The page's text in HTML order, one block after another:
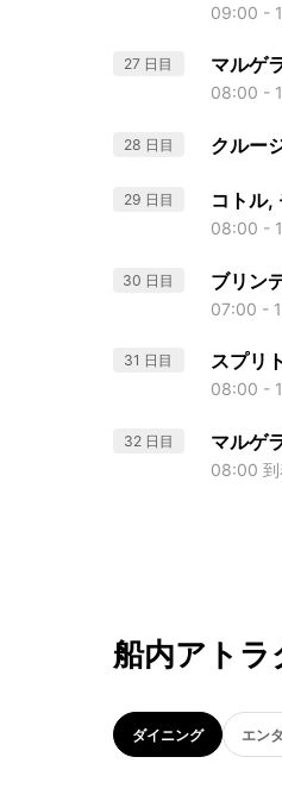
09:00 -
27 日目 マルゲ
08:00 -
28 日目 クルー
29 日目 コトル,
08:00 -
30 日目 ブリン
07:00 -
31 日目 スプリ
08:00 -
32 日目 マルゲ
08:00 到
船内アトラ
ダイニング エン